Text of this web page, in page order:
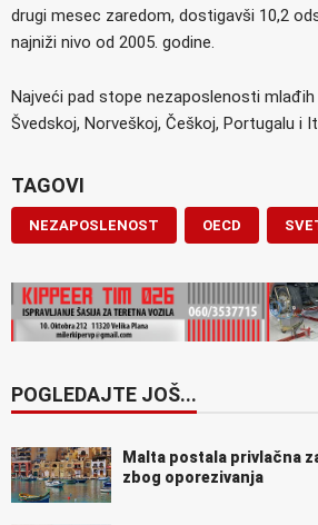
drugi mesec zaredom, dostigavši 10,2
najniži nivo od 2005. godine.
Najveći pad stope nezaposlenosti mlađih
Švedskoj, Norveškoj, Češkoj, Portugalu i
TAGOVI
NEZAPOSLENOST OECD
POGLEDAJTE JOŠ...
Malta postala privlačna
zbog oporezivanja